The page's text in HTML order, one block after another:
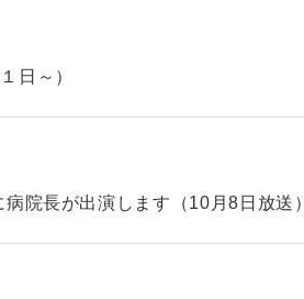
日～）
院長が出演します（10月8日放送）